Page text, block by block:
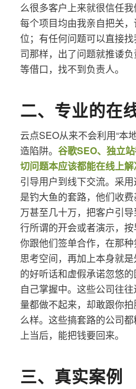
么很多客户上来就很信任我
每个项目均由我亲自把关
位；有任何问题可以直接
司那样，出了问题就推诿
等借口，找不到负责人。
二、专业的在
云点SEO从来不会利用“本
造陷阱。 谷歌SEO、独立
切问题本应该都能在线上解
引导用户到线下交流。采
是钓大鱼的套路，他们收
万甚至几十万，把客户引
行所谓的开会或者演示，
你跟他们签单合作，在那
思考空间，再加上本身就
的好听话和虚假承诺忽悠
自己掌握中。这些公司往
量都做不起来，却敢跟你
么样。这些搞套路的公司
上当后，能把钱要回来。
三、真实案例